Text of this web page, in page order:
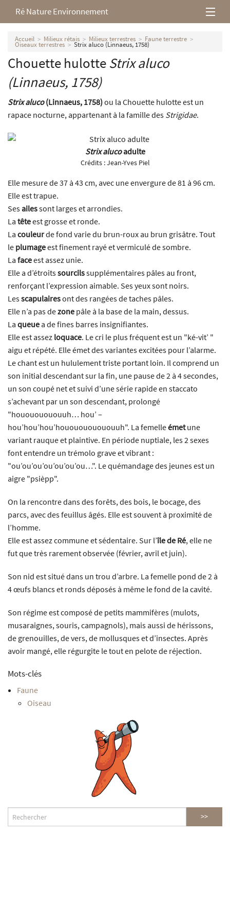
Ré Nature Environnement
L’association
Milieux rétais
Nos parutions
Accueil Milieux rétais Milieux terrestres Faune terrestre
Oiseaux terrestres Strix aluco (Linnaeus, 1758)
Chouette hulotte Strix aluco
(Linnaeus, 1758)
Strix aluco(Linnaeus, 1758)ou la Chouette hulotte est un
rapace nocturne, appartenant à la famille des Strigidae.
Strix alucoadulte
Crédits :Jean-Yves Piel
Elle mesure de 37 à 43 cm, avec une envergure de 81 à 96 cm.
Elle est trapue.
Ses ailessont larges et arrondies.
La têteest grosse et ronde.
La couleurde fond varie du brun-roux au brun grisâtre. Tout
le plumageest finement rayé et vermiculé de sombre.
La faceest assez unie.
Elle a d’étroitssourcilssupplémentaires pâles au front,
renforçant l’expression aimable. Ses yeux sont noirs.
Lesscapulairesont des rangées de taches pâles.
Elle n’a pas dezone pâle à la base de la main, dessus.
La queue a de fines barres insignifiantes.
Elle est assez loquace. Le cri le plus fréquent est un "ké-vit’ "
aigu et répété. Elle émet des variantes excitées pour l’alarme.
Le chant est un hululement triste portant loin. Il comprend un
son initial descendant sur la fin, une pause de 2 à 4 secondes,
un son coupé net et suivi d’une série rapide en staccato
s’achevant par un son descendant, prolongé
"houououououuh… hou’ –
hou’hou’hou’hououououououuh". La femelleémetune
variant rauque et plaintive. En période nuptiale, les 2 sexes
font entendre un trémolo grave et vibrant :
"ou’ou’ou’ou’ou’ou’ou…". Le quémandage des jeunes est un
aigre "psièpp".
On la rencontre dans des forêts, des bois, le bocage, des
parcs, avec des feuillus âgés. Elle est souvent à proximité de
l’homme.
Elle est assez commune et sédentaire. Sur l’île de Ré, elle ne
fut que très rarement observée (février, avril et juin).
Son nid est situé dans un trou d’arbre. La femelle pond de 2 à
4 œufs blancs et ronds déposés à même le fond de la cavité.
Son régime est composé de petits mammifères (mulots,
musaraignes, souris, campagnols), mais aussi de hérissons,
de grenouilles, de vers, de mollusques et d’insectes. Après
avoir mangé, elle régurgite le tout en pelote de réjection.
Mots-clés
Faune
Oiseau